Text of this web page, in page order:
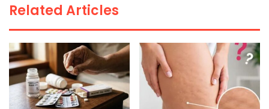
k
Related Articles